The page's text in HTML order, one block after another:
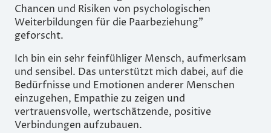
Chancen und Risiken von psychologischen
Weiterbildungen für die Paarbeziehung"
geforscht.
Ich bin ein sehr feinfühliger Mensch, aufmerksam
und sensibel. Das unterstützt mich dabei, auf die
Bedürfnisse und Emotionen anderer Menschen
einzugehen, Empathie zu zeigen und
vertrauensvolle, wertschätzende, positive
Verbindungen aufzubauen.